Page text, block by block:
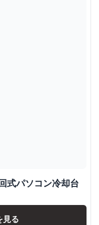
式パソコン冷却台
見る